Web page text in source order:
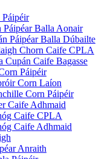
Páipéar Balla Aonair
Páipéar Balla Dúbailte
Chorn Caife CPLA
Cupán Caife Bagasse
Páipéir
Corn Laíon
Corn Páipéir
Caife Adhmaid
Caife CPLA
Caife Adhmaid
Anraith